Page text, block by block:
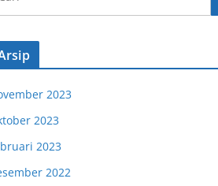
2023
2023
2023
2022